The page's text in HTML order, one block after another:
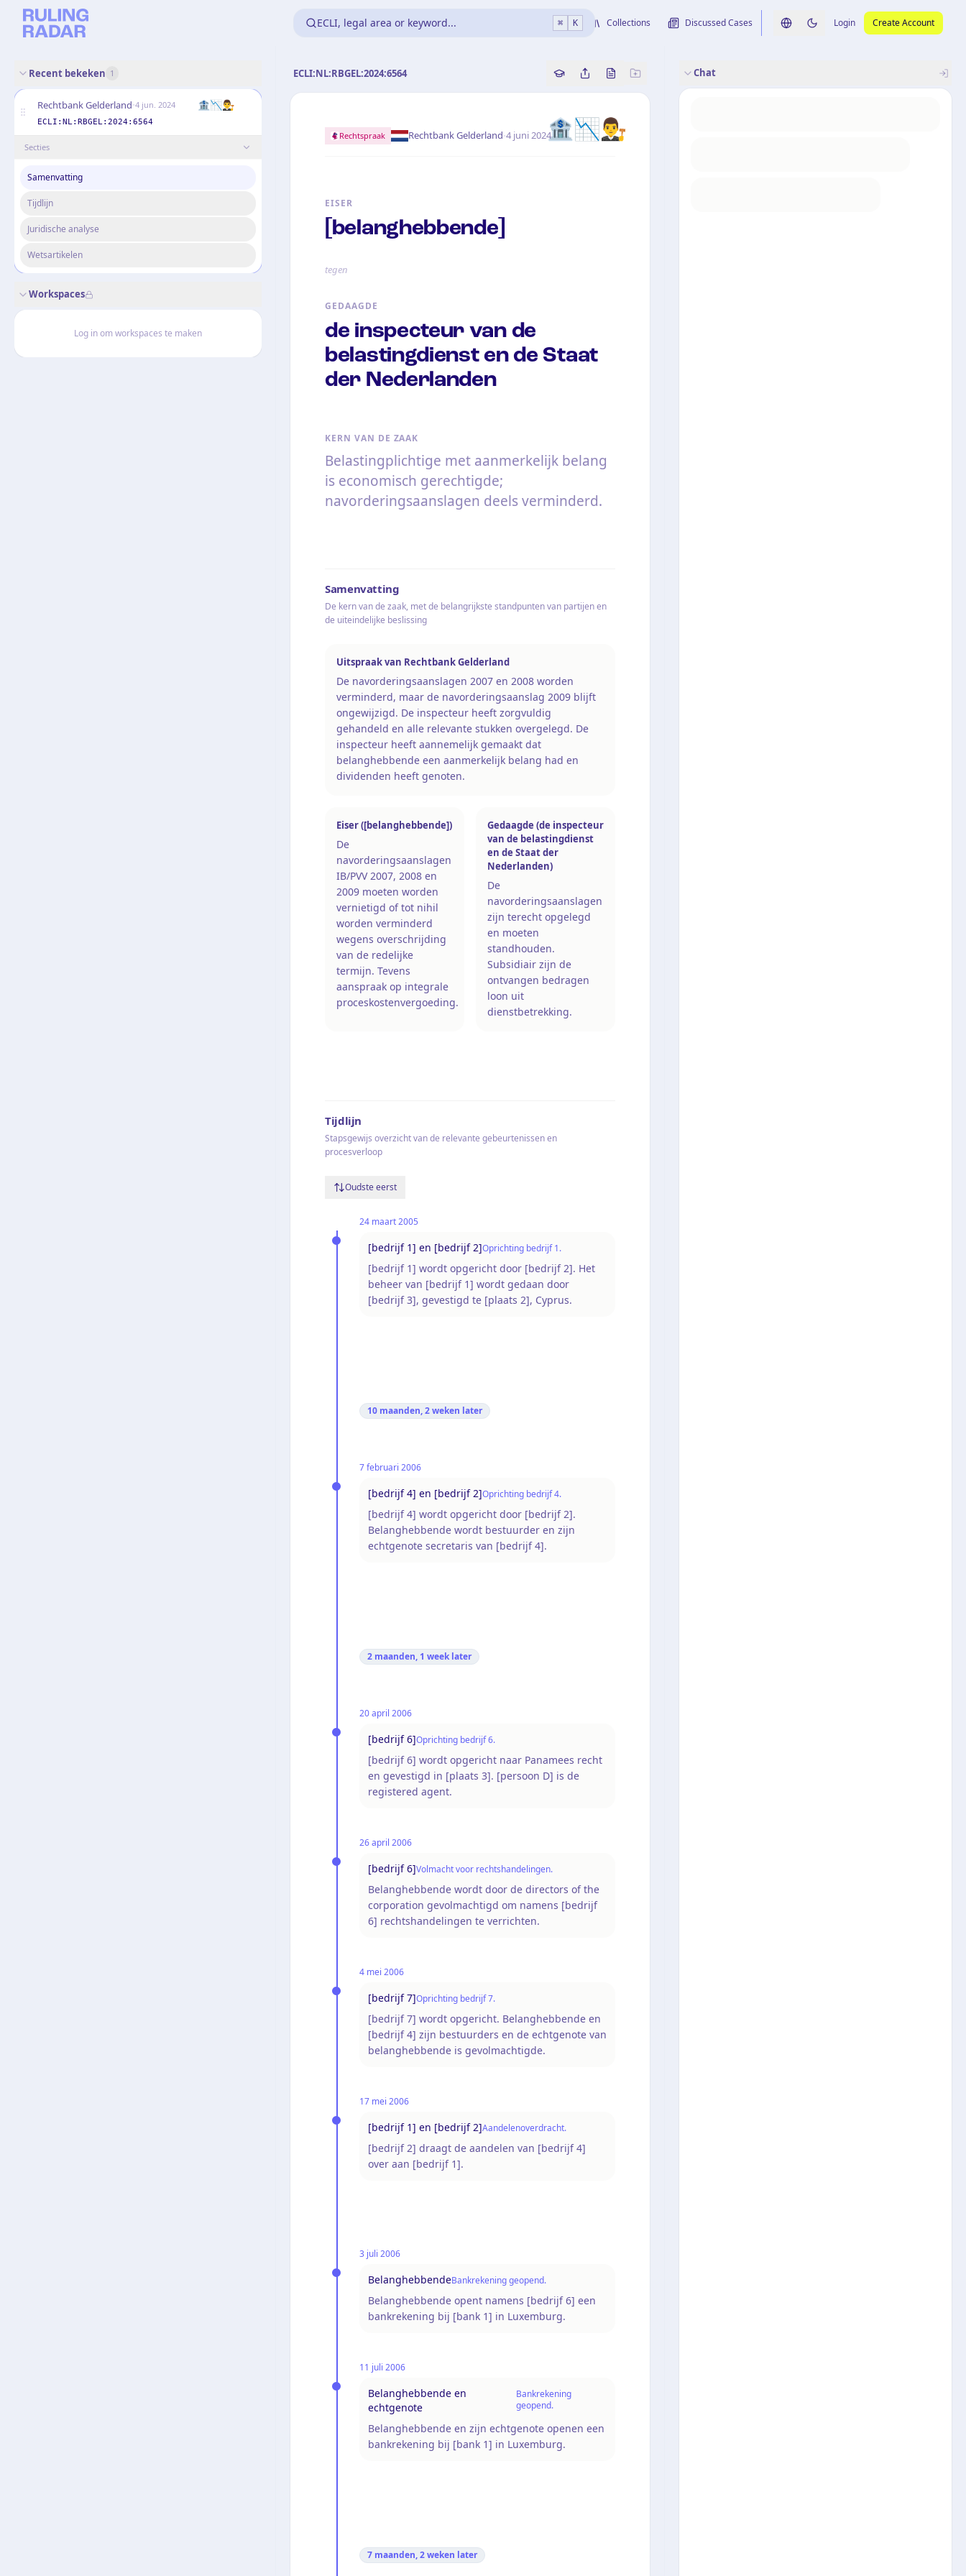
ECLI, legal area or keyword... ⌘ K Collections Discussed Cases Switch language
Switch to dark theme
Login Create Account
Recent bekeken 1
Rechtbank Gelderland·4 jun. 2024 🏦📉👨‍⚖️
ECLI:NL:RBGEL:2024:6564
Secties
Samenvatting
Tijdlijn
Juridische analyse
Wetsartikelen
Workspaces
Log in om workspaces te maken
ECLI:NL:RBGEL:2024:6564 Copy source reference
Share this analysis
Bekijk originele uitspraak
🏦📉👨‍⚖️
Rechtspraak Rechtbank Gelderland·4 juni 2024
EISER
[belanghebbende]
tegen
GEDAAGDE
de inspecteur van de
belastingdienst en de Staat
der Nederlanden
KERN VAN DE ZAAK
Belastingplichtige met aanmerkelijk belang
is economisch gerechtigde;
navorderingsaanslagen deels verminderd.
Samenvatting
De kern van de zaak, met de belangrijkste standpunten van partijen en
de uiteindelijke beslissing
Uitspraak van Rechtbank Gelderland
De navorderingsaanslagen 2007 en 2008 worden
verminderd, maar de navorderingsaanslag 2009 blijft
ongewijzigd. De inspecteur heeft zorgvuldig
gehandeld en alle relevante stukken overgelegd. De
inspecteur heeft aannemelijk gemaakt dat
belanghebbende een aanmerkelijk belang had en
dividenden heeft genoten.
Eiser ([belanghebbende])
De
navorderingsaanslagen
IB/PVV 2007, 2008 en
2009 moeten worden
vernietigd of tot nihil
worden verminderd
wegens overschrijding
van de redelijke
termijn. Tevens
aanspraak op integrale
proceskostenvergoeding.
Gedaagde (de inspecteur
van de belastingdienst
en de Staat der
Nederlanden)
De
navorderingsaanslagen
zijn terecht opgelegd
en moeten
standhouden.
Subsidiair zijn de
ontvangen bedragen
loon uit
dienstbetrekking.
Tijdlijn
Stapsgewijs overzicht van de relevante gebeurtenissen en
procesverloop
Oudste eerst
24 maart 2005
[bedrijf 1] en [bedrijf 2]Oprichting bedrijf 1.
[bedrijf 1] wordt opgericht door [bedrijf 2]. Het
beheer van [bedrijf 1] wordt gedaan door
[bedrijf 3], gevestigd te [plaats 2], Cyprus.
10 maanden, 2 weken later
7 februari 2006
[bedrijf 4] en [bedrijf 2]Oprichting bedrijf 4.
[bedrijf 4] wordt opgericht door [bedrijf 2].
Belanghebbende wordt bestuurder en zijn
echtgenote secretaris van [bedrijf 4].
2 maanden, 1 week later
20 april 2006
[bedrijf 6]Oprichting bedrijf 6.
[bedrijf 6] wordt opgericht naar Panamees recht
en gevestigd in [plaats 3]. [persoon D] is de
registered agent.
26 april 2006
[bedrijf 6]Volmacht voor rechtshandelingen.
Belanghebbende wordt door de directors of the
corporation gevolmachtigd om namens [bedrijf
6] rechtshandelingen te verrichten.
4 mei 2006
[bedrijf 7]Oprichting bedrijf 7.
[bedrijf 7] wordt opgericht. Belanghebbende en
[bedrijf 4] zijn bestuurders en de echtgenote van
belanghebbende is gevolmachtigde.
17 mei 2006
[bedrijf 1] en [bedrijf 2]Aandelenoverdracht.
[bedrijf 2] draagt de aandelen van [bedrijf 4]
over aan [bedrijf 1].
3 juli 2006
BelanghebbendeBankrekening geopend.
Belanghebbende opent namens [bedrijf 6] een
bankrekening bij [bank 1] in Luxemburg.
11 juli 2006
Belanghebbende en
echtgenote
Bankrekening
geopend.
Belanghebbende en zijn echtgenote openen een
bankrekening bij [bank 1] in Luxemburg.
7 maanden, 2 weken later
Chat